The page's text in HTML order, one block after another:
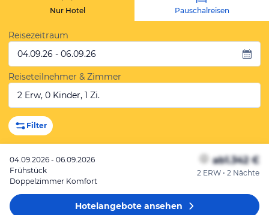
Nur Hotel Pauschalreisen
Reisezeitraum
04.09.26 - 06.09.26
Reiseteilnehmer & Zimmer
2 Erw, 0 Kinder, 1 Zi.
Filter
04.09.2026 - 06.09.2026
Frühstück
Doppelzimmer Komfort
ab1.342 €
2 ERW • 2 Nächte
Hotelangeboteansehen